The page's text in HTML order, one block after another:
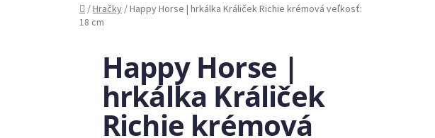
Domov
/Hračky/Happy Horse | hrkálka Králiček Richie krémová veľkosť:
18 cm
Happy Horse |
hrkálka Králiček
Richie krémová